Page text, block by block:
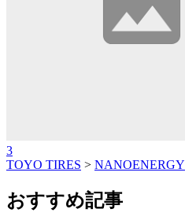
3
TOYO TIRES > NANOENERGY
おすすめ記事